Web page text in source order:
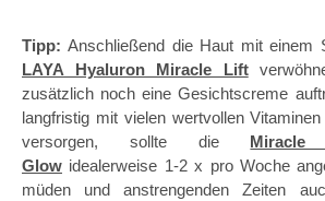
Tipp:Anschließend die Haut mit einem
LAYA Hyaluron Miracle Lift
zusätzlich noch eine Gesichtscreme
langfristig mit vielen wertvollen
versorgen, sollte die
Glow idealerweise 1-2 x pro Woche
müden und anstrengenden Zeiten